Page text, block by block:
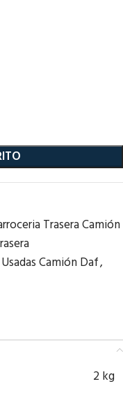
Trasera Camión
Camión Daf,
2 kg